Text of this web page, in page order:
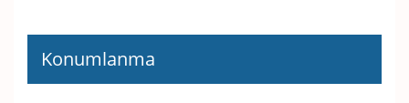
Konumlanma